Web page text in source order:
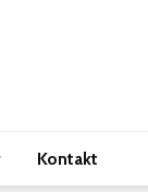
Kontakt